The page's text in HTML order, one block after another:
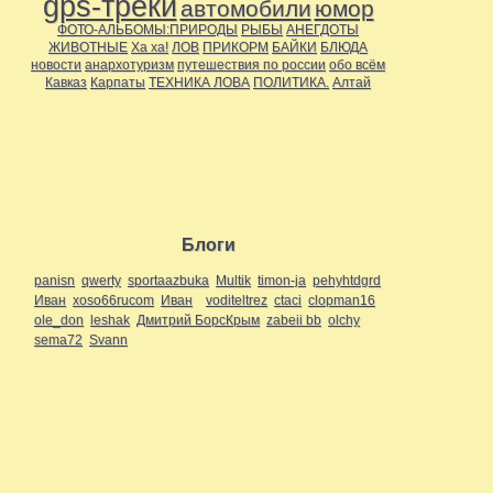
gps-треки автомобили юмор
ФОТО-АЛЬБОМЫ:ПРИРОДЫ РЫБЫ АНЕГДОТЫ
ЖИВОТНЫЕ Ха ха! ЛОВ ПРИКОРМ БАЙКИ БЛЮДА
новости анархотуризм путешествия по россии обо всём
Кавказ Карпаты ТЕХНИКА ЛОВА ПОЛИТИКА. Алтай
Блоги
panisn qwerty sportaazbuka Multik timon-ja pehyhtdgrd
Иван xoso66rucom Иван voditeltrez ctaci clopman16
ole_don leshak Дмитрий БорсКрым zabeii bb olchy
sema72 Svann